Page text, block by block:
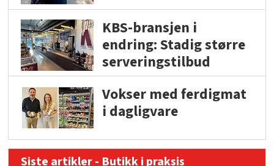
KBS-bransjen i
endring: Stadig større
serveringstilbud
Vokser med ferdigmat
i dagligvare
Siste artikler - Butikk i praksis